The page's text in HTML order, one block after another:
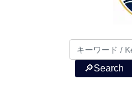
🔎Search